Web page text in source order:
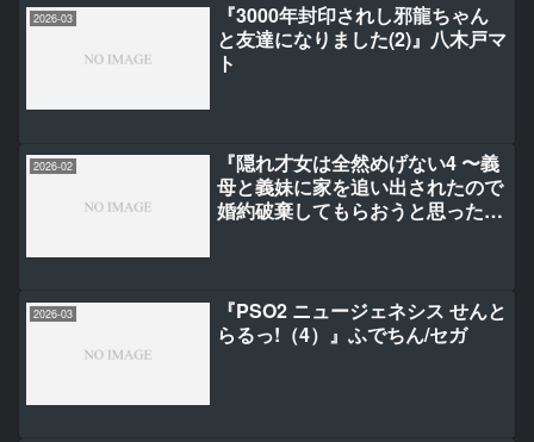
2026-03
『3000年封印されし邪龍ちゃん
と友達になりました(2)』八木戸マ
ト
2026-02
『隠れ才女は全然めげない4 〜義
母と義妹に家を追い出されたので
婚約破棄してもらおうと思った
瀬ジュン
2026-03
『PSO2 ニュージェネシス せんと
らるっ!（4）』ふでちん/セガ